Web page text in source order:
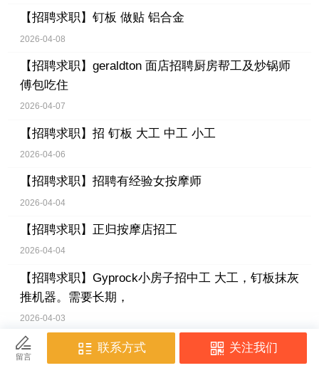
【招聘求职】 钉板 做贴 铝合金
2026-04-08
【招聘求职】 geraldton 面店招聘厨房帮工及炒锅师
傅包吃住
2026-04-07
【招聘求职】 招 钉板 大工 中工 小工
2026-04-06
【招聘求职】 招聘有经验女按摩师
2026-04-04
【招聘求职】 正归按摩店招工
2026-04-04
【招聘求职】 Gyprock小房子招中工 大工，钉板抹灰
推机器。需要长期，
2026-04-03
【招聘求职】 Leederville中餐馆招厨房帮工